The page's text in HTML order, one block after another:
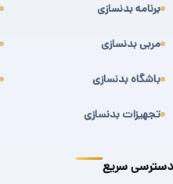
برنامه بدنسازی
مربی بدنسازی
باشگاه بدنسازی
تجهیزات بدنسازی
دسترسی سریع